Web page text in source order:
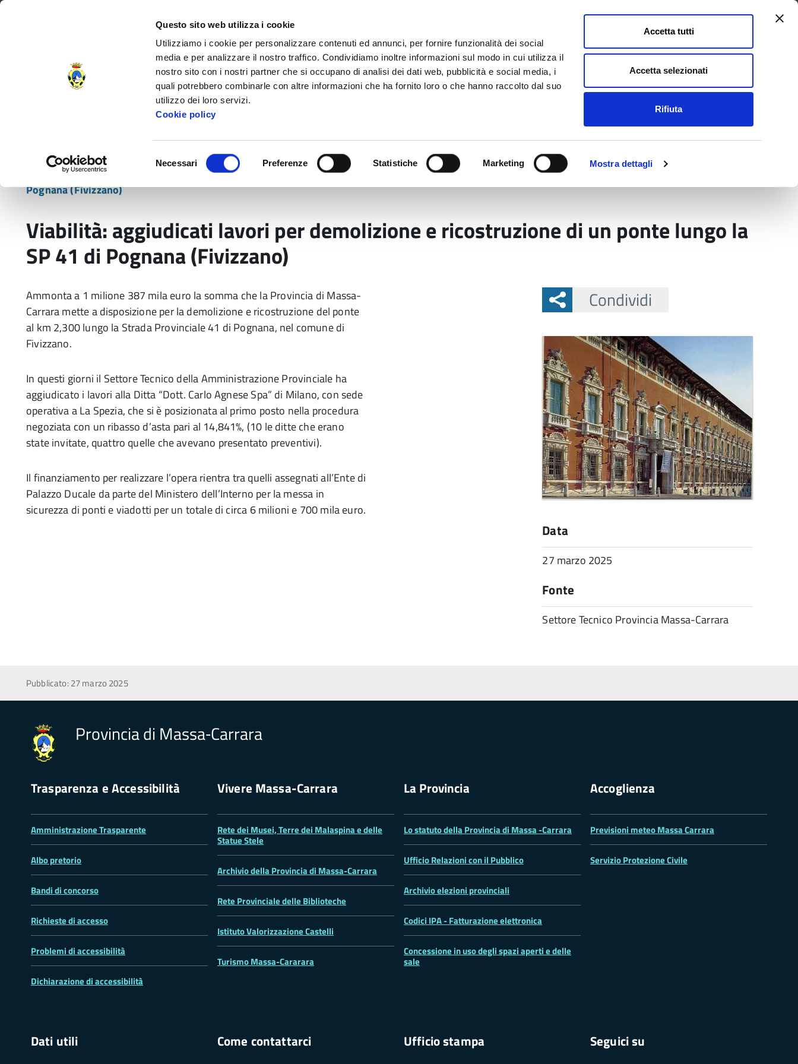
Questo sito web utilizza i cookie
Utilizziamo i cookie per personalizzare contenuti ed annunci, per fornire funzionalità dei social
media e per analizzare il nostro traffico. Condividiamo inoltre informazioni sul modo in cui utilizza il
nostro sito con i nostri partner che si occupano di analisi dei dati web, pubblicità e social media, i
quali potrebbero combinarle con altre informazioni che ha fornito loro o che hanno raccolto dal suo
utilizzo dei loro servizi.
Cookie policy
Necessari Preferenze Statistiche Marketing Mostra dettagli
Accetta tutti
Accetta selezionati
Rifiuta
Provincia di Massa‑Carrara
Seguici su Pagina
Settori e uffici Servizi e Documenti
La Provincia e il territorio
Trasporti e Viabilità Viabilità: aggiudicati lavori per demolizione e ricostruzione di un ponte lungo la SP 41 di
Pognana (Fivizzano)
Viabilità: aggiudicati lavori per demolizione e ricostruzione di un ponte lungo la
SP 41 di Pognana (Fivizzano)
Ammonta a 1 milione 387 mila euro la somma che la Provincia di Massa-
Carrara mette a disposizione per la demolizione e ricostruzione del ponte
al km 2,300 lungo la Strada Provinciale 41 di Pognana, nel comune di
Fivizzano.
In questi giorni il Settore Tecnico della Amministrazione Provinciale ha
aggiudicato i lavori alla Ditta “Dott. Carlo Agnese Spa” di Milano, con sede
operativa a La Spezia, che si è posizionata al primo posto nella procedura
negoziata con un ribasso d’asta pari al 14,841%, (10 le ditte che erano
state invitate, quattro quelle che avevano presentato preventivi).
Il finanziamento per realizzare l’opera rientra tra quelli assegnati all’Ente di
Palazzo Ducale da parte del Ministero dell’Interno per la messa in
sicurezza di ponti e viadotti per un totale di circa 6 milioni e 700 mila euro.
Condividi
Data
27 marzo 2025
Fonte
Settore Tecnico Provincia Massa-Carrara
Pubblicato: 27 marzo 2025
Provincia di Massa‑Carrara
Trasparenza e Accessibilità
Amministrazione Trasparente
Albo pretorio
Bandi di concorso
Richieste di accesso
Problemi di accessibilità
Dichiarazione di accessibilità
Vivere Massa-Carrara
Rete dei Musei, Terre dei Malaspina e delle
Statue Stele
Archivio della Provincia di Massa-Carrara
Rete Provinciale delle Biblioteche
Istituto Valorizzazione Castelli
Turismo Massa-Cararara
La Provincia
Lo statuto della Provincia di Massa -Carrara
Ufficio Relazioni con il Pubblico
Archivio elezioni provinciali
Codici IPA - Fatturazione elettronica
Concessione in uso degli spazi aperti e delle
sale
Accoglienza
Previsioni meteo Massa Carrara
Servizio Protezione Civile
Dati utili Come contattarci Ufficio stampa Seguici su